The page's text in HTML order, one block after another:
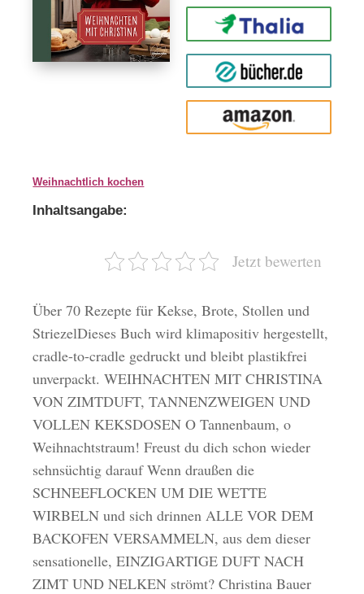
Thalia
buecher.de
Amazon
Weihnachtlich kochen
Inhaltsangabe:
Jetzt bewerten
Über 70 Rezepte für Kekse, Brote, Stollen und
StriezelDieses Buch wird klimapositiv hergestellt,
cradle-to-cradle gedruckt und bleibt plastikfrei
unverpackt. WEIHNACHTEN MIT CHRISTINA
VON ZIMTDUFT, TANNENZWEIGEN UND
VOLLEN KEKSDOSEN O Tannenbaum, o
Weihnachtstraum! Freust du dich schon wieder
sehnsüchtig darauf Wenn draußen die
SCHNEEFLOCKEN UM DIE WETTE
WIRBELN und sich drinnen ALLE VOR DEM
BACKOFEN VERSAMMELN, aus dem dieser
sensationelle, EINZIGARTIGE DUFT NACH
ZIMT UND NELKEN strömt? Christina Bauer